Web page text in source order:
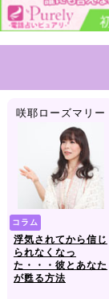
咲耶ローズマリー
コラム
浮気されてから信じ
られなくなっ
た・・・彼とあなた
が甦る方法